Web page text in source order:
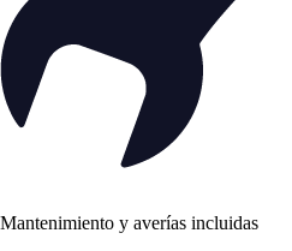
Mantenimiento y averías incluidas